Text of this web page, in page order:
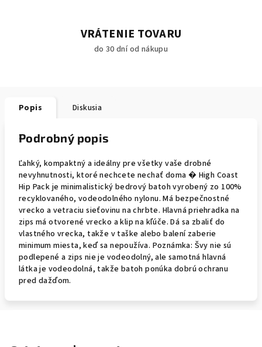
VRÁTENIE TOVARU
do 30 dní od nákupu
Popis Diskusia
Podrobný popis
Ľahký, kompaktný a ideálny pre všetky vaše drobné
nevyhnutnosti, ktoré nechcete nechať doma � High Coast
Hip Pack je minimalistický bedrový batoh vyrobený zo 100%
recyklovaného, ​​vodeodolného nylonu. Má bezpečnostné
vrecko a vetraciu sieťovinu na chrbte. Hlavná priehradka na
zips má otvorené vrecko a klip na kľúče. Dá sa zbaliť do
vlastného vrecka, takže v taške alebo balení zaberie
minimum miesta, keď sa nepoužíva. Poznámka: Švy nie sú
podlepené a zips nie je vodeodolný, ale samotná hlavná
látka je vodeodolná, takže batoh ponúka dobrú ochranu
pred dažďom.